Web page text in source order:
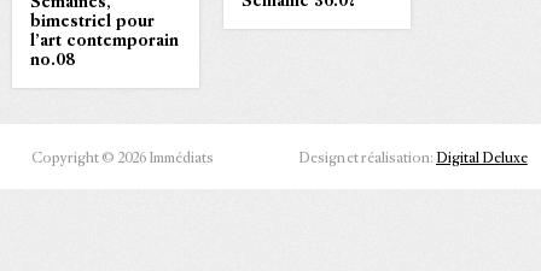
bimestriel pour
l’art contemporain
no.08
Copyright © 2026 Immédiats Design et réalisation: Digital Deluxe